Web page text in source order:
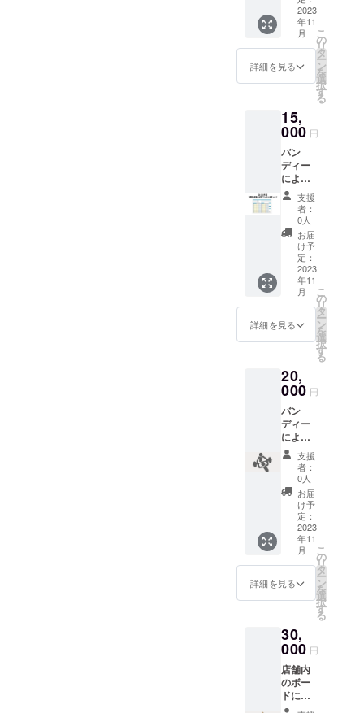
す。 ※
電子チ
ケット
をメー
ル送付
日に画
面をご
ださ
い。 ※
有効期
限：
2023年
11月〜
2024年
デオ
メッ
セージ
に関し
て＞ ※
名前を
お呼び
いたし
ますの
で、備
考欄に
お名前
をご記
載くだ
さい。
（本
名・
ニック
ネー
ム、ど
ちらで
も構い
間：1分
・提供
動画
ファイ
ル
（.mp4
）を
メール
で送信
・本リ
ターン
の内容
を無断
で転
載・公
開する
Tシャツ
に関し
て＞ ジ
ロジム
のロゴ
入りT
2023
年11
月
詳細を見る
こ
の
リ
タ
ー
ン
を
選
択
す
る
15,
000 円
バン
ディー
による
運動&食
事プラ
ンのご
提案 あ
なたの
生活リ
ズムや
運動習
慣、目
指す姿
などを
聞かせ
それを
基に
「あな
た専用
の1週間
の運動&
食事プ
ラン」
をご提
案いた
しま
す。 ※
備考欄
に下記
をご記
載くだ
さい
で構い
ませ
年齢 ・
性別 ・
身長/体
支援
者：
0人
お届
け予
定：
2023
年11
月
詳細を見る
こ
の
リ
タ
ー
ン
を
選
択
す
る
20,
000 円
バン
ディー
による
パーソ
ナルト
レーニ
ング実
施（1
回） バ
ディー
が得意
とする
「機能
的な身
向けた
指導を
実施い
たしま
す。 ※
トレー
ニング
支援
者：
0人
お届
け予
定：
2023
年11
月
詳細を見る
こ
の
リ
タ
ー
ン
を
選
択
す
る
30,
000 円
店舗内
のボー
ドにス
ポン